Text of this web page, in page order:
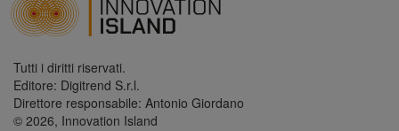
Tutti i diritti riservati.
Editore: Digitrend S.r.l.
Direttore responsabile: Antonio Giordano
© 2026, Innovation Island